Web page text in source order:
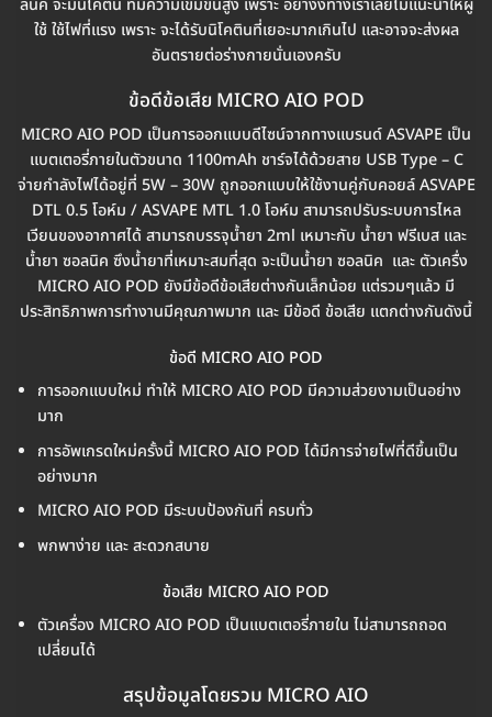
ลนิค จะมีนิโคติน ที่มีความเข้มข้นสูง เพราะ อย่างงี้ทางเราเลยไม่แนะนำให้ผู้
ใช้ ใช้ไฟที่แรง เพราะ จะได้รับนิโคตินที่เยอะมากเกินไป และอาจจะส่งผล
อันตรายต่อร่างกายนั่นเองครับ
ข้อดีข้อเสีย MICRO AIO POD
MICRO AIO POD เป็นการออกแบบดีไซน์จากทางแบรนด์ ASVAPE เป็น
แบตเตอรี่ภายในตัวขนาด 1100mAh ชาร์จได้ด้วยสาย USB Type – C
จ่ายกำลังไฟได้อยู่ที่ 5W – 30W ถูกออกแบบให้ใช้งานคู่กับคอยล์ ASVAPE
DTL 0.5 โอห์ม / ASVAPE MTL 1.0 โอห์ม สามารถปรับระบบการไหล
เวียนของอากาศได้ สามารถบรรจุน้ำยา 2ml เหมาะกับ น้ำยา ฟรีเบส และ
น้ำยา ซอลนิค ซึงน้ำยาที่เหมาะสมที่สุด จะเป็นน้ำยา ซอลนิค และ ตัวเครื่ง
MICRO AIO POD ยังมีข้อดีข้อเสียต่างกันเล็กน้อย แต่รวมๆแล้ว มี
ประสิทธิภาพการทำงานมีคุณภาพมาก และ มีข้อดี ข้อเสีย แตกต่างกันดังนี้
ข้อดี MICRO AIO POD
การออกแบบใหม่ ทำให้ MICRO AIO POD มีความส่วยงามเป็นอย่าง
มาก
การอัพเกรดใหม่ครั้งนี้ MICRO AIO POD ได้มีการจ่ายไฟที่ดีขึ้นเป็น
อย่างมาก
MICRO AIO POD มีระบบป้องกันที่ ครบทั่ว
พกพาง่าย และ สะดวกสบาย
ข้อเสีย MICRO AIO POD
ตัวเครื่อง MICRO AIO POD เป็นแบตเตอรี่ภายใน ไม่สามารถถอด
เปลี่ยนได้
สรุปข้อมูลโดยรวม MICRO AIO